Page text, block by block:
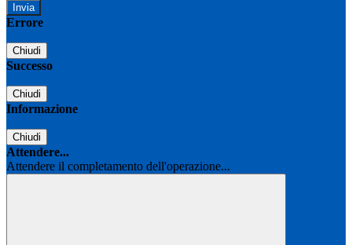
Errore
Chiudi
Successo
Chiudi
Informazione
Chiudi
Attendere...
Attendere il completamento dell'operazione...